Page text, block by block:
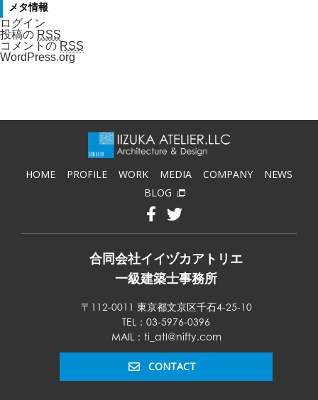
メタ情報
ログイン
投稿の RSS
コメントの RSS
WordPress.org
HOME PROFILE WORK MEDIA COMPANY
NEWS
BLOG
合同会社イイヅカアトリエ
一級建築士事務所
〒112-0011 東京都文京区千石4-25-10
TEL：03-5976-0396
MAIL：ti_atl@nifty.com
CONTACT